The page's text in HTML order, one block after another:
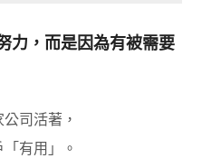
力，而是因為有被需要
司活著，
有用」。